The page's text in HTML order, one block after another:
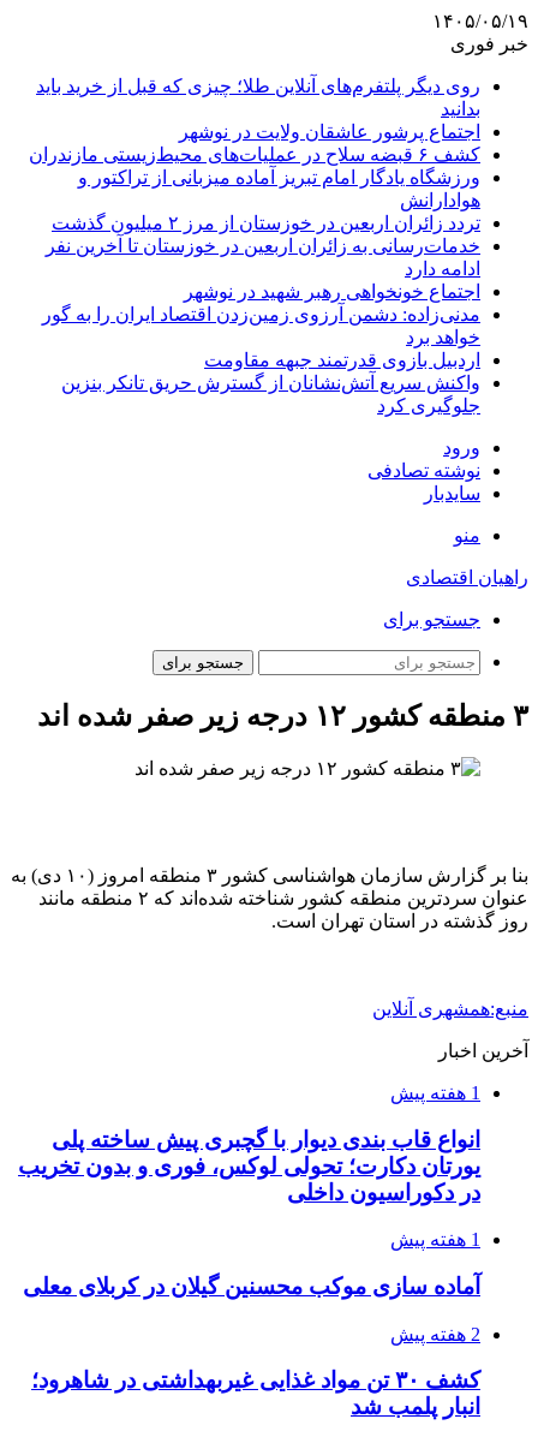
۱۴۰۵/۰۵/۱۹
خبر فوری
روی دیگر پلتفرم‌های آنلاین طلا؛ چیزی که قبل از خرید باید
بدانید
اجتماع پرشور عاشقان ولایت در نوشهر
کشف ۶ قبضه سلاح در عملیات‌های محیط‌زیستی مازندران
ورزشگاه یادگار امام تبریز آماده میزبانی از تراکتور و
هوادارانش
تردد زائران اربعین در خوزستان از مرز ۲ میلیون گذشت
خدمات‌رسانی به زائران اربعین در خوزستان تا آخرین نفر
ادامه دارد
اجتماع خونخواهی رهبر شهید در نوشهر
مدنی‌زاده: دشمن آرزوی زمین‌زدن اقتصاد ایران را به گور
خواهد برد
اردبیل بازوی قدرتمند جبهه مقاومت
واکنش سریع آتش‌نشانان از گسترش حریق تانکر بنزین
جلوگیری کرد
ورود
نوشته تصادفی
سایدبار
منو
راهیان اقتصادی
جستجو برای
جستجو برای
۳ منطقه کشور ۱۲ درجه زیر صفر شده‌ اند
بنا بر گزارش سازمان هواشناسی کشور ۳ منطقه امروز (۱۰ دی) به
عنوان سردترین منطقه کشور شناخته شده‌اند که ۲ منطقه مانند
روز گذشته در استان تهران است.
منبع:همشهری آنلاین
آخرین اخبار
1 هفته پیش
انواع قاب بندی دیوار با گچبری پیش ساخته پلی
یورتان دکارت؛ تحولی لوکس، فوری و بدون تخریب
در دکوراسیون داخلی
1 هفته پیش
آماده سازی موکب محسنین گیلان در کربلای معلی
2 هفته پیش
کشف ۳۰ تن مواد غذایی غیربهداشتی در شاهرود؛
انبار پلمب شد